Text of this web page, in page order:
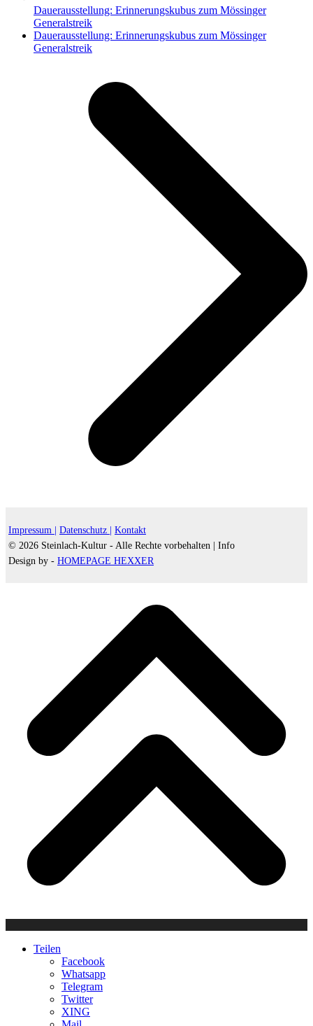
Dauerausstellung: Erinnerungskubus zum Mössinger
Generalstreik
Nächster
Beitrag:
Dauerausstellung: Erinnerungskubus zum Mössinger
Generalstreik
Impressum | Datenschutz |
Kontakt
© 2026 Steinlach-Kultur - Alle Rechte vorbehalten |
Info
Design by - HOMEPAGE HEXXER
Teilen
Facebook
Whatsapp
Telegram
Twitter
XING